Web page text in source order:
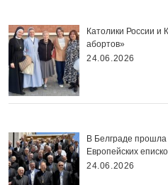
Католики России и
абортов»
24.06.2026
В Белграде прошла
Европейских
24.06.2026